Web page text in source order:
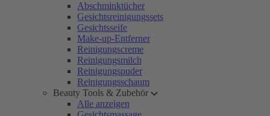
Abschminktücher
Gesichtsreinigungssets
Gesichtsseife
Make-up-Entferner
Reinigungscreme
Reinigungsmilch
Reinigungspuder
Reinigungsschaum
Beauty Tools & Zubehör
Alle anzeigen